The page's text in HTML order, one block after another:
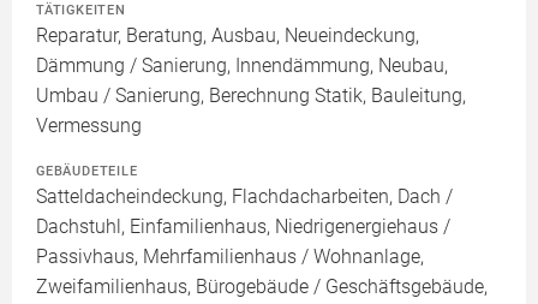
TÄTIGKEITEN
Reparatur, Beratung, Ausbau, Neueindeckung,
Dämmung / Sanierung, Innendämmung, Neubau,
Umbau / Sanierung, Berechnung Statik, Bauleitung,
Vermessung
GEBÄUDETEILE
Satteldacheindeckung, Flachdacharbeiten, Dach /
Dachstuhl, Einfamilienhaus, Niedrigenergiehaus /
Passivhaus, Mehrfamilienhaus / Wohnanlage,
Zweifamilienhaus, Bürogebäude / Geschäftsgebäude,